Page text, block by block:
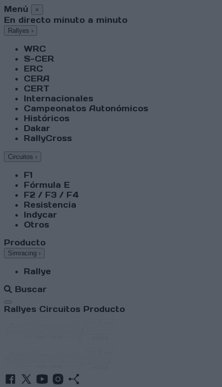
Menú ×
En directo minuto a minuto
Rallyes ›
WRC
S-CER
ERC
CERA
CERT
Internacionales
Campeonatos Autonómicos
Históricos
Dakar
RallyCross
Circuitos ›
F1
Fórmula E
F2 / F3 / F4
Resistencia
Indycar
Otros
Producto
Simracing ›
Rallye
Buscar
Abrir menú
Rallyes Circuitos Producto